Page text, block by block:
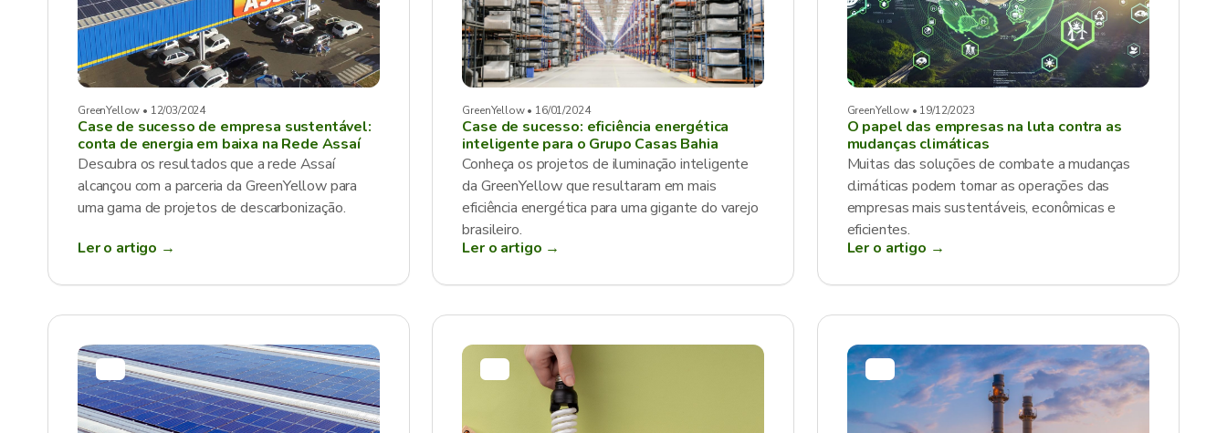
GreenYellow • 12/03/2024
Case de sucesso de empresa sustentável:
conta de energia em baixa na Rede Assaí
Descubra os resultados que a rede Assaí
alcançou com a parceria da GreenYellow para
uma gama de projetos de descarbonização.
Ler o artigo →
GreenYellow • 16/01/2024
Case de sucesso: eficiência energética
inteligente para o Grupo Casas Bahia
Conheça os projetos de iluminação inteligente
da GreenYellow que resultaram em mais
eficiência energética para uma gigante do varejo
brasileiro.
Ler o artigo →
GreenYellow • 19/12/2023
O papel das empresas na luta contra as
mudanças climáticas
Muitas das soluções de combate a mudanças
climáticas podem tornar as operações das
empresas mais sustentáveis, econômicas e
eficientes.
Ler o artigo →